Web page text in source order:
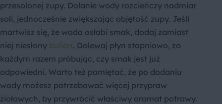
przesolonej zupy. Dolanie wody rozcieńczy nadmiar
soli, jednocześnie zwiększając objętość zupy. Jeśli
martwisz się, że woda osłabi smak, dodaj zamiast
niej niesłony bulion. Dolewaj płyn stopniowo, za
każdym razem próbując, czy smak jest już
odpowiedni. Warto też pamiętać, że po dodaniu
wody możesz potrzebować więcej przypraw
ziołowych, by przywrócić właściwy aromat potrawy.